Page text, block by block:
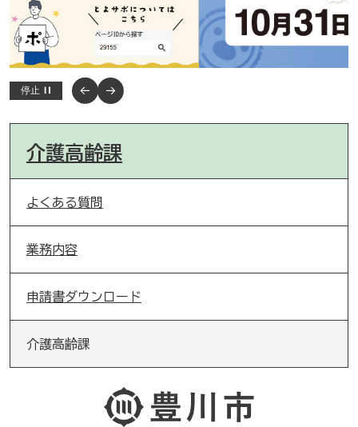
停止
介護高齢課
よくある質問
業務内容
申請書ダウンロード
介護高齢課